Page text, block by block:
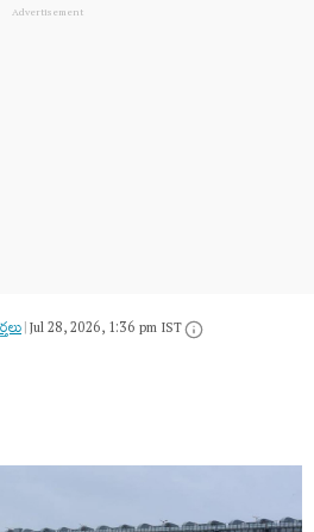
|Jul 28, 2026, 1:36 pm IST